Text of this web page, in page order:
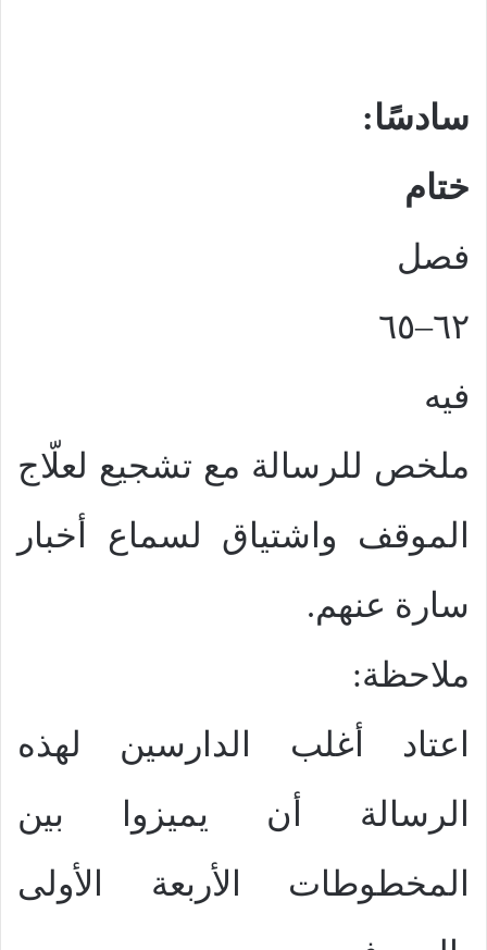
سادسًا:
ختام
فصل
٦٢–٦٥
فيه
ملخص للرسالة مع تشجيع لعلّاج
الموقف واشتياق لسماع أخبار
سارة عنهم.
ملاحظة:
اعتاد أغلب الدارسين لهذه
الرسالة أن يميزوا بين
المخطوطات الأربعة الأولى